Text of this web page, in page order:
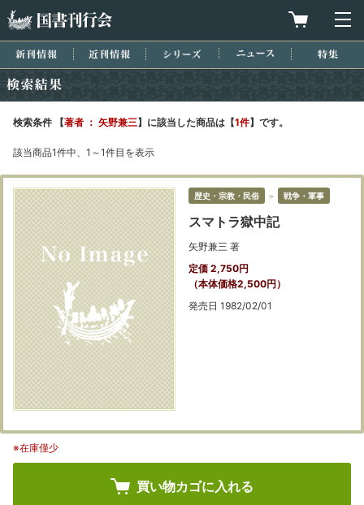
買物カゴを
新刊情報 近刊情報 シリーズ ニュース
検索条件 【著者 ： 矢野兼三】に該当した商品は【1件】です。
該当商品1件中、1～1件目を表示
歴史・宗教・民俗 ＞ 戦争・軍事
スマトラ獄中記
矢野兼三 著
定価 2,750円
（本体価格2,500円）
発売日 1982/02/01
※在庫僅少
買い物カゴに入れる